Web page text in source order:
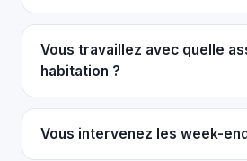
Vous travaillez avec quelle
habitation ?
Vous intervenez les week-